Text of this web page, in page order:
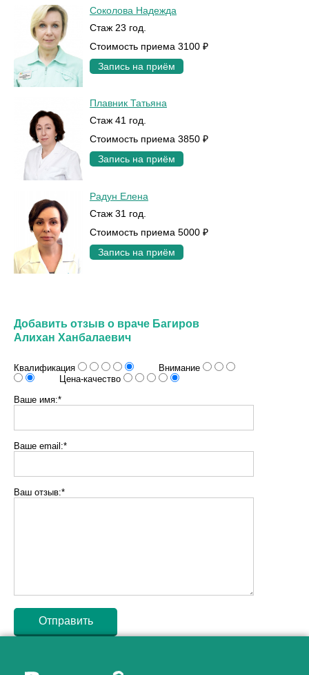
Соколова Надежда
Стаж 23 год.
Стоимость приема 3100 ₽
Запись на приём
Плавник Татьяна
Стаж 41 год.
Стоимость приема 3850 ₽
Запись на приём
Радун Елена
Стаж 31 год.
Стоимость приема 5000 ₽
Запись на приём
Добавить отзыв о враче Багиров
Алихан Ханбалаевич
Квалификация
Внимание
Цена-качество
Ваше имя:*
Ваше email:*
Ваш отзыв:*